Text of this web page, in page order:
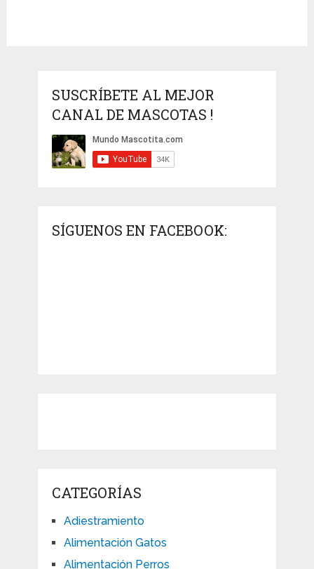
SUSCRÍBETE AL MEJOR
CANAL DE MASCOTAS !
SÍGUENOS EN FACEBOOK:
CATEGORÍAS
Adiestramiento
Alimentación Gatos
Alimentación Perros